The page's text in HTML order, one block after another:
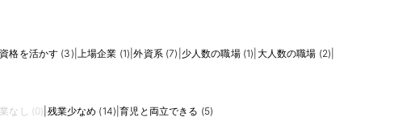
資格を活かす (3) 上場企業 (1) |外資系 (7) 少人数の職場 (1) 大人数の職場 (2)
なし (0) 残業少なめ (14) |育児と両立できる (5)